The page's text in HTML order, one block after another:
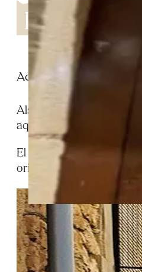
Aquest carrer combina
Als afores dels Omellons
aquest carrer estret
El conjunt destaca pel
originals. Aquest carrer